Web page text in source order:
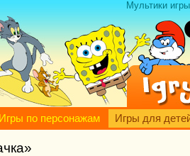
Мультики
Игры по персонажам Игры для